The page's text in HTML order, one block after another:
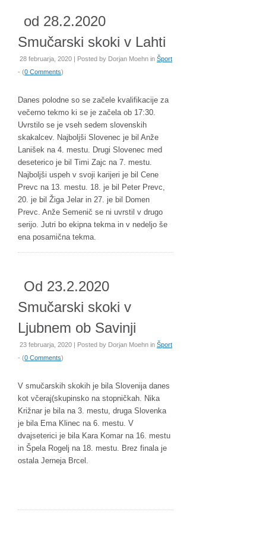
od 28.2.2020
Smučarski skoki v Lahti
28 februarja, 2020 | Posted by Dorjan Moehn in Šport
- (0 Comments)
Danes polodne so se začele kvalifikacije za
večerno tekmo ki se je začela ob 17:30.
Uvrstilo se je vseh sedem slovenskih
skakalcev. Najboljši Slovenec je bil Anže
Lanišek na 4. mestu. Drugi Slovenec med
deseterico je bil Timi Zajc na 7. mestu.
Najboljši uspeh v svoji karijeri je bil Cene
Prevc na 13. mestu. 18. je bil Peter Prevc,
20. je bil Žiga Jelar in 27. je bil Domen
Prevc. Anže Semenič se ni uvrstil v drugo
serijo. Jutri bo ekipna tekma in v nedeljo še
ena posamična tekma.
Od 23.2.2020
Smučarski skoki v
Ljubnem ob Savinji
23 februarja, 2020 | Posted by Dorjan Moehn in Šport
- (0 Comments)
V smučarskih skokih je bila Slovenija danes
kot včeraj(skupinsko na stopničkah. Nika
Križnar je bila na 3. mestu, druga Slovenka
je bila Ema Klinec na 6. mestu. V
dvajseterici je bila Kara Komar na 16. mestu
in Špela Rogelj na 18. mestu. Brez finala je
ostala Jerneja Brcel.